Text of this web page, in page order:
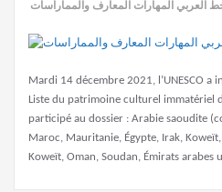
العربي المهارات المعارف والمماراسات
Mardi 14 décembre 2021, l’UNESCO a
Liste du patrimoine culturel immatériel
participé au dossier : Arabie saoudite
Maroc, Mauritanie, Égypte, Irak,
Koweït, Oman, Soudan, Émirats arabes